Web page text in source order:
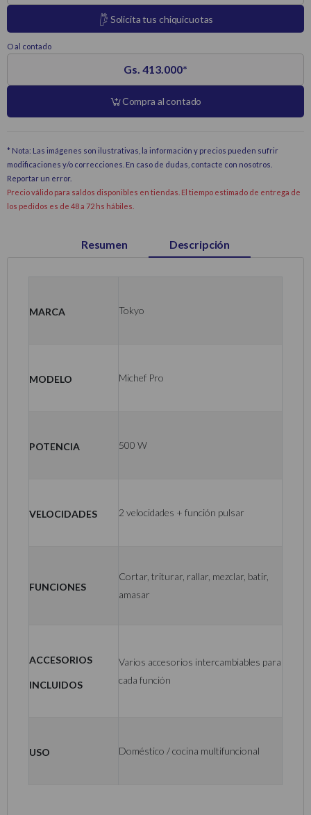
Solicita tus chiquicuotas
O al contado
Gs. 413.000*
Compra al contado
* Nota: Las imágenes son ilustrativas, la información y precios pueden sufrir
modificaciones y/o correcciones. En caso de dudas, contacte con nosotros.
Reportar un error.
Precio válido para saldos disponibles en tiendas. El tiempo estimado de entrega de
los pedidos es de 48 a 72 hs hábiles.
Resumen Descripción
Marca Tokyo
Modelo Michef Pro
Potencia 500 W
Velocidades 2 velocidades + función pulsar
Funciones
Cortar, triturar, rallar, mezclar, batir,
amasar
Accesorios
incluidos
Varios accesorios intercambiables para
cada función
Uso Doméstico / cocina multifuncional